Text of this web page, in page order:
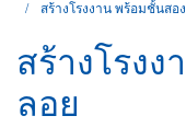
สร้างโรงงาน พร้อมชั้นสอ
สร้างโรง
ลอย